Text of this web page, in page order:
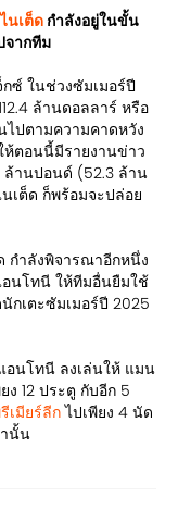
นเต็ดกำลังอยู่ในขั้น
จากทีม
ซ์ ในช่วงซัมเมอร์ปี
ล้านดอลลาร์ หรือ
ไปตามความคาดหวัง
ห้ตอนนี้มีรายงานข่าว
านปอนด์ (52.3 ล้าน
เต็ด ก็พร้อมจะปล่อย
กำลังพิจารณาอีกหนึ่ง
อนโทนี ให้ทีมอื่นยืมใช้
กเตะซัมเมอร์ปี 2025
นโทนี ลงเล่นให้ แมน
ง 12 ประตู กับอีก 5
เมียร์ลีกไปเพียง 4 นัด
านั้น